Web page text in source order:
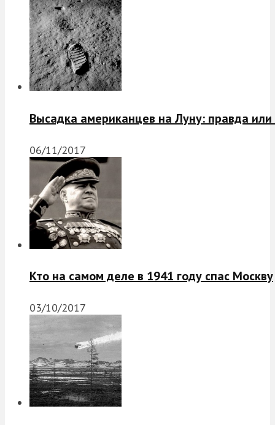
Высадка американцев на Луну: правда
06/11/2017
Кто на самом деле в 1941 году спас Москву
03/10/2017